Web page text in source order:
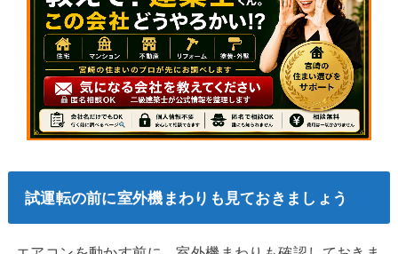
試運転の前に室外機まわりも見ておきましょう